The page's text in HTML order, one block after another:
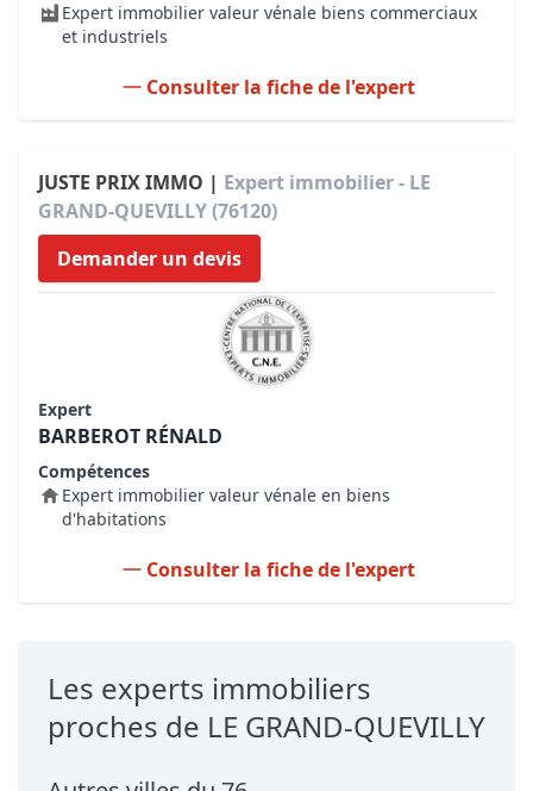
Expert immobilier valeur vénale biens commerciaux
et industriels
Consulter la fiche de l'expert
JUSTE PRIX IMMO | Expert immobilier - LE
GRAND-QUEVILLY (76120)
Demander un devis
Expert
BARBEROT RÉNALD
Compétences
Expert immobilier valeur vénale en biens
d'habitations
Consulter la fiche de l'expert
Les experts immobiliers
proches de LE GRAND-QUEVILLY